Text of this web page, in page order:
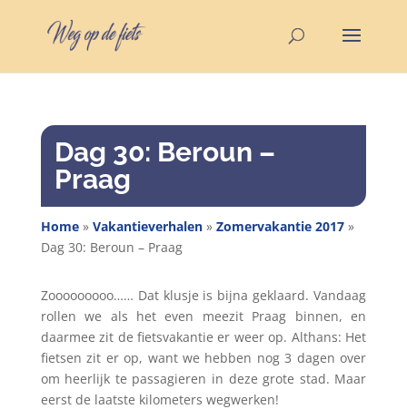
Dag 30: Beroun –
Praag
Home» Vakantieverhalen» Zomervakantie 2017»
Dag 30: Beroun – Praag
Zooooooooo…… Dat klusje is bijna geklaard. Vandaag
rollen we als het even meezit Praag binnen, en
daarmee zit de fietsvakantie er weer op. Althans: Het
fietsen zit er op, want we hebben nog 3 dagen over
om heerlijk te passagieren in deze grote stad. Maar
eerst de laatste kilometers wegwerken!